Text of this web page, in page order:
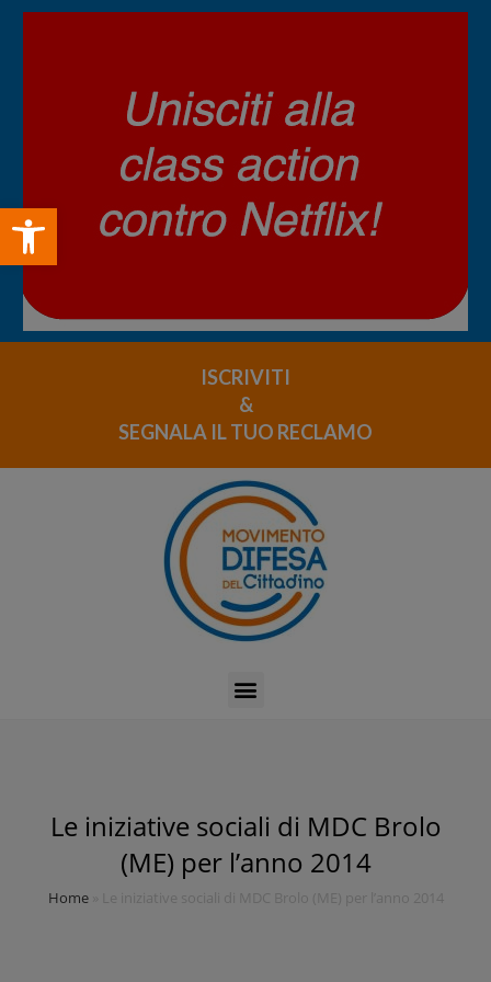
Open toolbar
ISCRIVITI
&
SEGNALA IL TUO RECLAMO
Le iniziative sociali di MDC Brolo
(ME) per l’anno 2014
Home» Le iniziative sociali di MDC Brolo (ME) per l’anno 2014